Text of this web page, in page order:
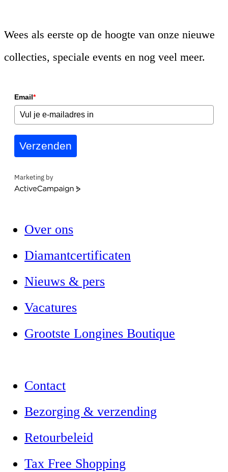
Wees als eerste op de hoogte van onze nieuwe
collecties, speciale events en nog veel meer.
Email*
Verzenden
Marketing by
ActiveCampaign
Over ons
Diamantcertificaten
Nieuws & pers
Vacatures
Grootste Longines Boutique
Contact
Bezorging & verzending
Retourbeleid
Tax Free Shopping